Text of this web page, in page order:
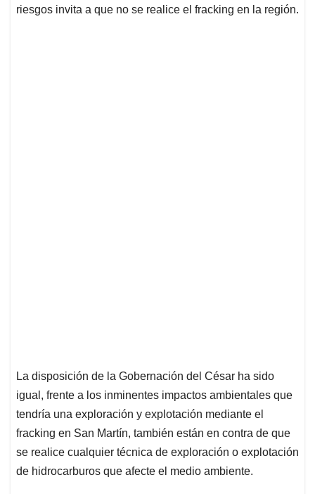
riesgos invita a que no se realice el fracking en la región.
La disposición de la Gobernación del César ha sido
igual, frente a los inminentes impactos ambientales que
tendría una exploración y explotación mediante el
fracking en San Martín, también están en contra de que
se realice cualquier técnica de exploración o explotación
de hidrocarburos que afecte el medio ambiente.